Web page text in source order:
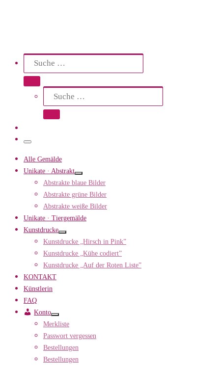
Search
Suche
Suche …
Suche
Suche …
Menü
Alle Gemälde
Unikate · Abstrakt
Abstrakte blaue Bilder
Abstrakte grüne Bilder
Abstrakte weiße Bilder
Unikate · Tiergemälde
Kunstdrucke
Kunstdrucke „Hirsch in Pink”
Kunstdrucke „Kühe codiert”
Kunstdrucke „Auf der Roten Liste”
KONTAKT
Künstlerin
FAQ
Konto
Merkliste
Passwort vergessen
Bestellungen
Bestellungen